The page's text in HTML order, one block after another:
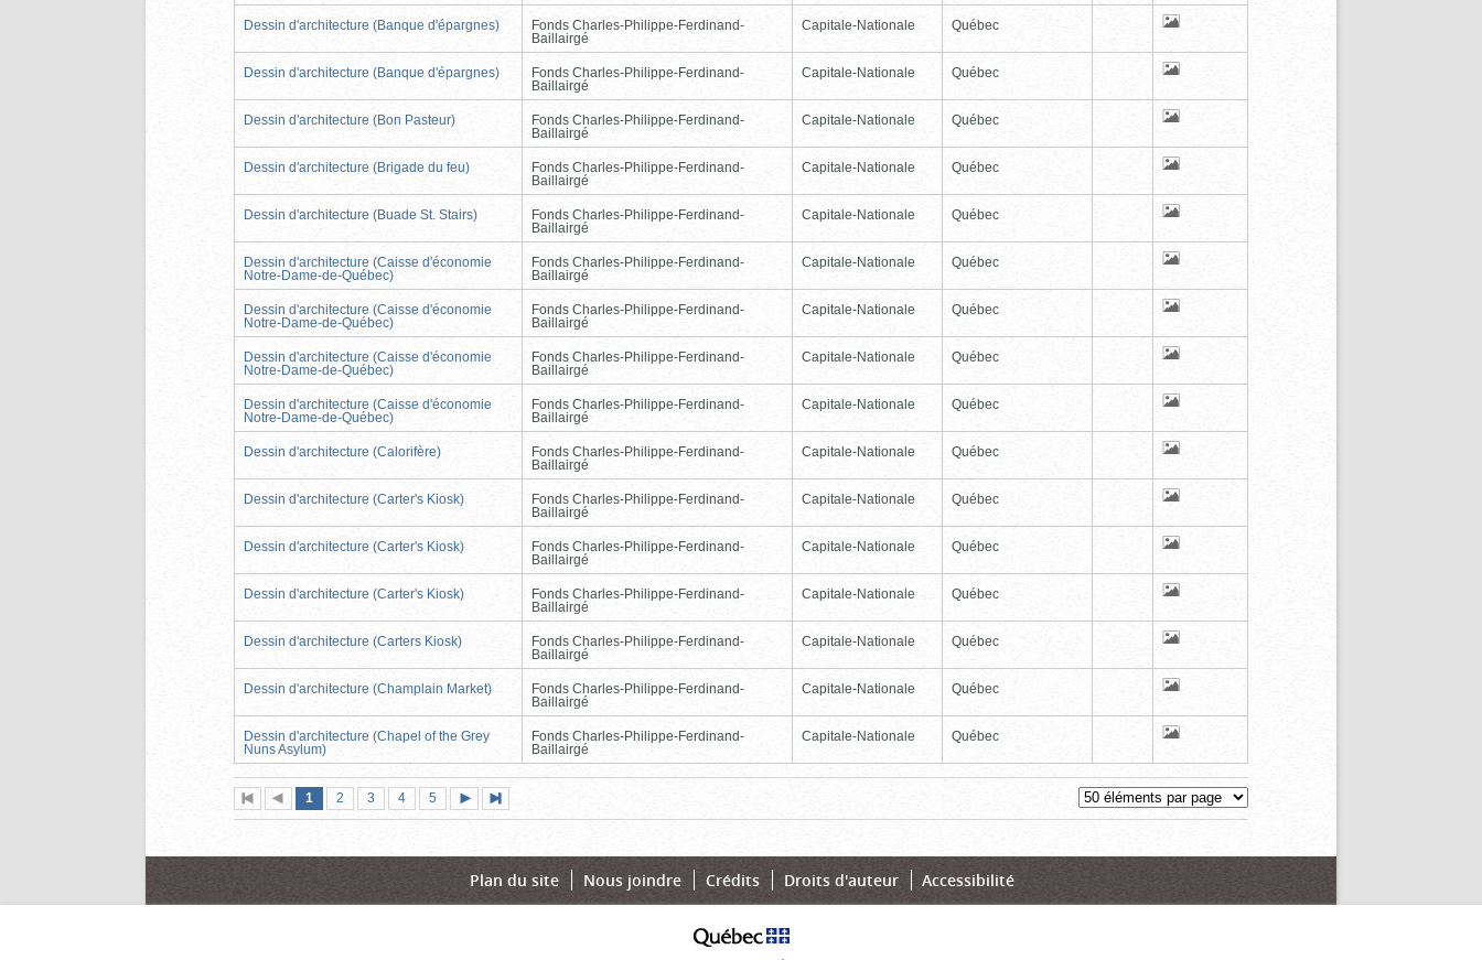
Dessin d'architecture (Banque d'épargnes)
Fonds Charles-Philippe-Ferdinand-
Baillairgé
Capitale-Nationale Québec
Dessin d'architecture (Banque d'épargnes)
Fonds Charles-Philippe-Ferdinand-
Baillairgé
Capitale-Nationale Québec
Dessin d'architecture (Bon Pasteur)
Fonds Charles-Philippe-Ferdinand-
Baillairgé
Capitale-Nationale Québec
Dessin d'architecture (Brigade du feu)
Fonds Charles-Philippe-Ferdinand-
Baillairgé
Capitale-Nationale Québec
Dessin d'architecture (Buade St. Stairs)
Fonds Charles-Philippe-Ferdinand-
Baillairgé
Capitale-Nationale Québec
Dessin d'architecture (Caisse d'économie
Notre-Dame-de-Québec)
Fonds Charles-Philippe-Ferdinand-
Baillairgé
Capitale-Nationale Québec
Dessin d'architecture (Caisse d'économie
Notre-Dame-de-Québec)
Fonds Charles-Philippe-Ferdinand-
Baillairgé
Capitale-Nationale Québec
Dessin d'architecture (Caisse d'économie
Notre-Dame-de-Québec)
Fonds Charles-Philippe-Ferdinand-
Baillairgé
Capitale-Nationale Québec
Dessin d'architecture (Caisse d'économie
Notre-Dame-de-Québec)
Fonds Charles-Philippe-Ferdinand-
Baillairgé
Capitale-Nationale Québec
Dessin d'architecture (Calorifère)
Fonds Charles-Philippe-Ferdinand-
Baillairgé
Capitale-Nationale Québec
Dessin d'architecture (Carter's Kiosk)
Fonds Charles-Philippe-Ferdinand-
Baillairgé
Capitale-Nationale Québec
Dessin d'architecture (Carter's Kiosk)
Fonds Charles-Philippe-Ferdinand-
Baillairgé
Capitale-Nationale Québec
Dessin d'architecture (Carter's Kiosk)
Fonds Charles-Philippe-Ferdinand-
Baillairgé
Capitale-Nationale Québec
Dessin d'architecture (Carters Kiosk)
Fonds Charles-Philippe-Ferdinand-
Baillairgé
Capitale-Nationale Québec
Dessin d'architecture (Champlain Market)
Fonds Charles-Philippe-Ferdinand-
Baillairgé
Capitale-Nationale Québec
Dessin d'architecture (Chapel of the Grey
Nuns Asylum)
Fonds Charles-Philippe-Ferdinand-
Baillairgé
Capitale-Nationale Québec
Première
page
Page
précédente
Page
1 (page
actuelle)
Page
2 Page
3 Page
4 Page
5
suivante
page
Plan du site Nous joindre Crédits Droits d'auteur Accessibilité